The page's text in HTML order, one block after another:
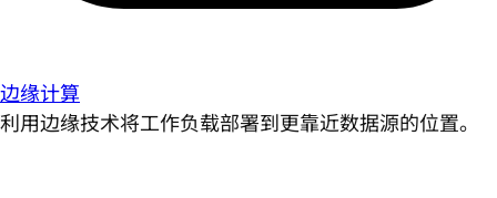
边缘计算
利用边缘技术将工作负载部署到更靠近数据源的位置。